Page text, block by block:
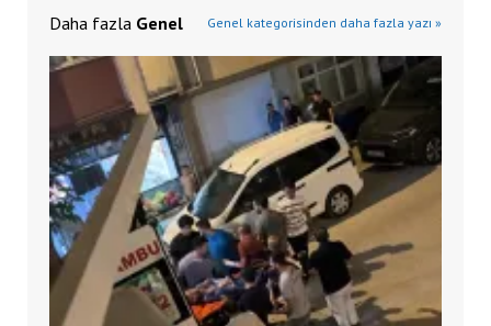
Daha fazla Genel Genel kategorisinden daha fazla yazı »